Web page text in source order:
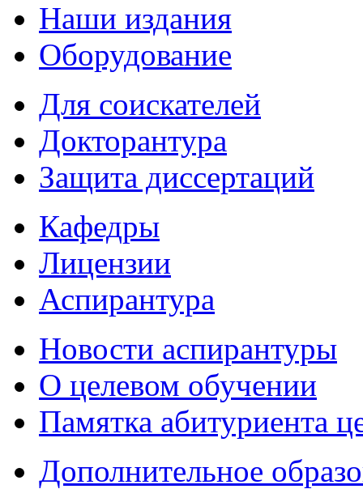
Наши издания
Оборудование
Для соискателей
Докторантура
Защита диссертаций
Кафедры
Лицензии
Аспирантура
Новости аспирантуры
О целевом обучении
Памятка абитуриента
Дополнительное